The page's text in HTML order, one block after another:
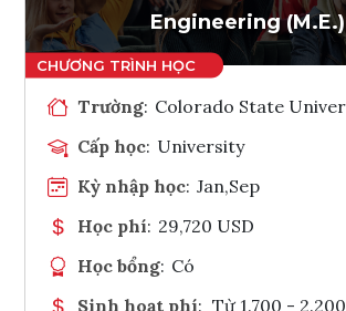
Engineering (M.E.)
Trường: Colorado State
Cấp học: University
Kỳ nhập học: Jan,Sep
Học phí: 29,720 USD
Học bổng: Có
Sinh hoạt phí: Từ 1.700 -